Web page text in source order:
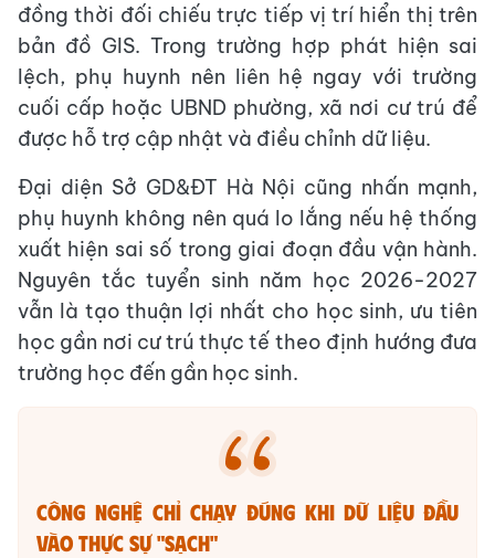
đồng thời đối chiếu trực tiếp vị trí hiển thị trên
bản đồ GIS. Trong trường hợp phát hiện sai
lệch, phụ huynh nên liên hệ ngay với trường
cuối cấp hoặc UBND phường, xã nơi cư trú để
được hỗ trợ cập nhật và điều chỉnh dữ liệu.
Đại diện Sở GD&ĐT Hà Nội cũng nhấn mạnh,
phụ huynh không nên quá lo lắng nếu hệ thống
xuất hiện sai số trong giai đoạn đầu vận hành.
Nguyên tắc tuyển sinh năm học 2026-2027
vẫn là tạo thuận lợi nhất cho học sinh, ưu tiên
học gần nơi cư trú thực tế theo định hướng đưa
trường học đến gần học sinh.
Công nghệ chỉ chạy đúng khi dữ liệu đầu
vào thực sự "sạch"